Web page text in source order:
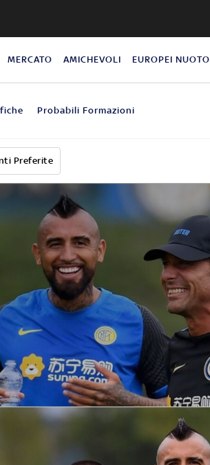
MERCATO AMICHEVOLI EUROPEI NUOTO
Probabili Formazioni
Preferite